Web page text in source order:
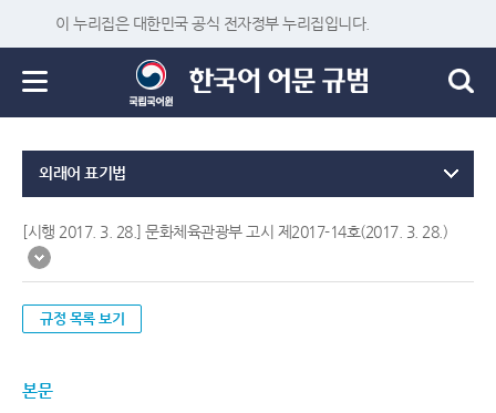
이 누리집은 대한민국 공식 전자정부 누리집입니다.
외래어 표기법
[시행 2017. 3. 28.] 문화체육관광부 고시 제2017-14호(2017. 3. 28.)
규정 목록 보기
본문